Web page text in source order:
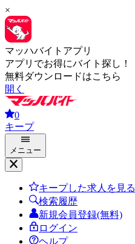
×
マッハバイトアプリ
アプリでお得にバイト探し！
無料ダウンロードはこちら
開く
0
キープ
メニュー
キープした求人を見る
検索履歴
新規会員登録(無料)
ログイン
ヘルプ